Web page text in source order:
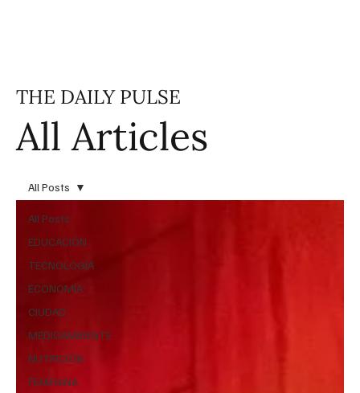
All Articles
THE DAILY PULSE
All Posts
EDUCACIÓN
TECNOLOGÍA
ECONOMÍA
CIUDAD
MEDIOAMBIENTE
NUTRICIÓN
FEMENINA
All Posts